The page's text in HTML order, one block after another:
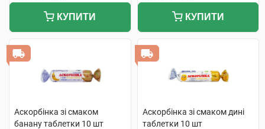
КУПИТИ КУПИТИ
Аскорбінка зі смаком
банану таблетки 10 шт
Аскорбінка зі смаком дині
таблетки 10 шт